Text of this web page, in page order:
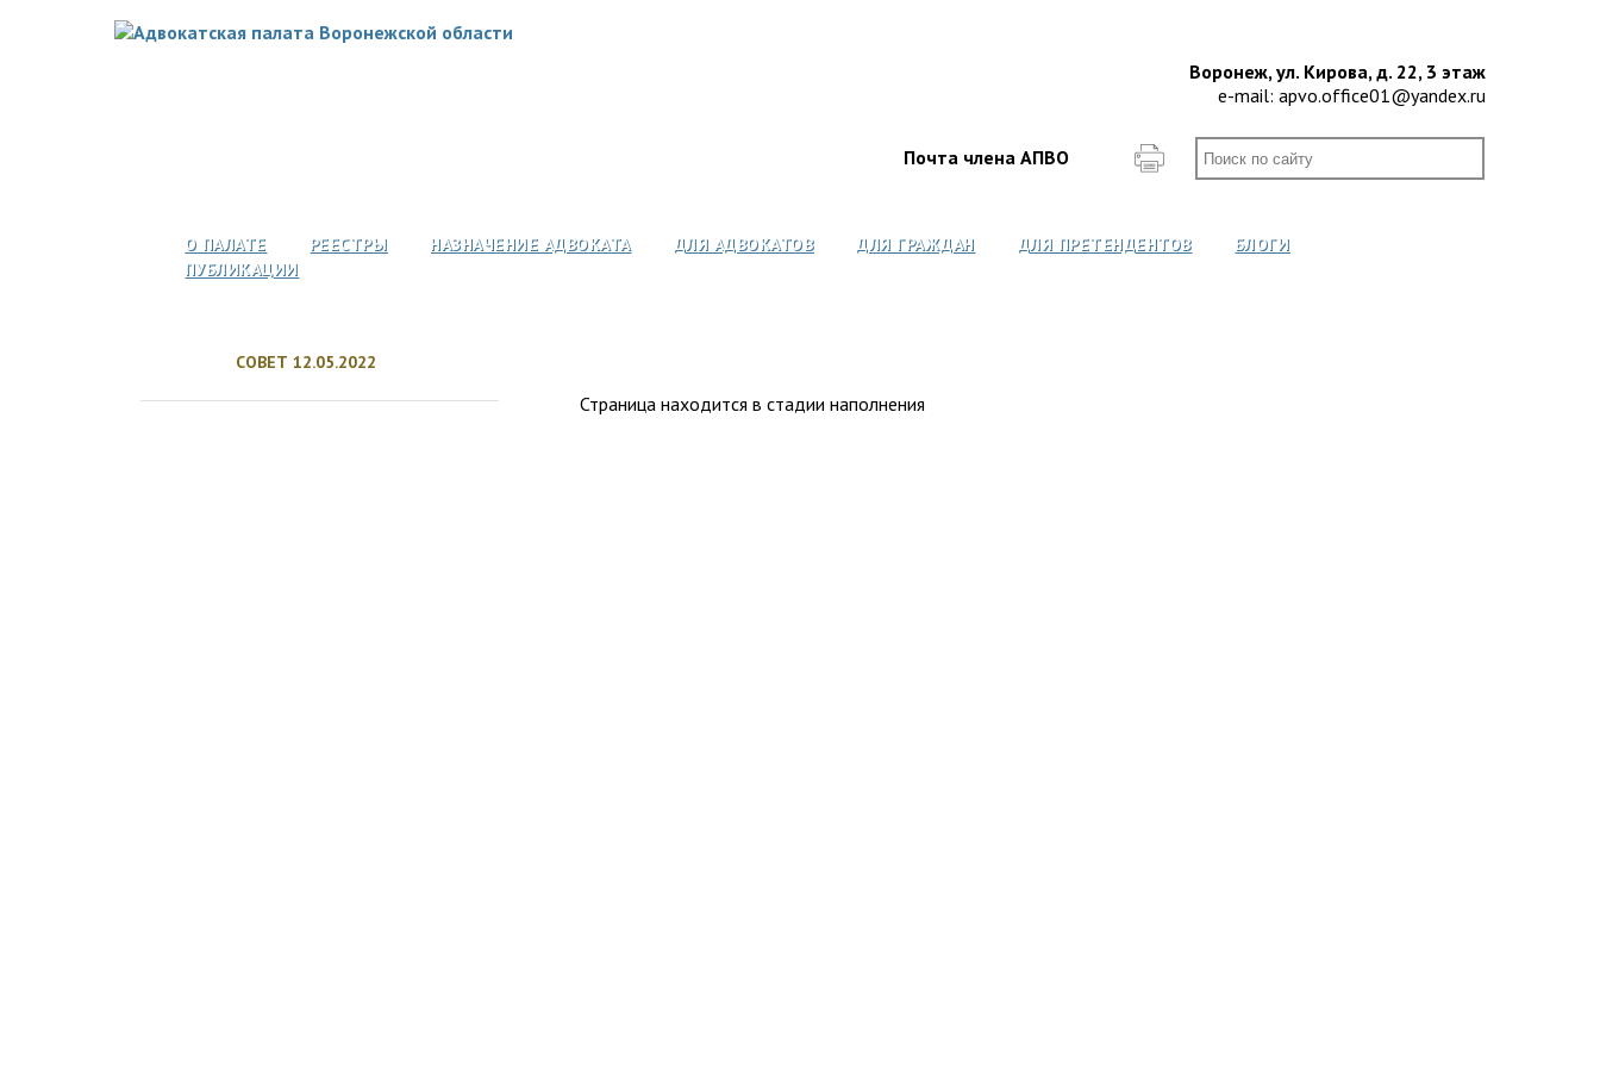
Воронеж, ул. Кирова, д. 22, 3 этаж
e-mail: apvo.office01@yandex.ru
Почта члена АПВО
О ПАЛАТЕ РЕЕСТРЫ НАЗНАЧЕНИЕ АДВОКАТА ДЛЯ АДВОКАТОВ ДЛЯ ГРАЖДАН ДЛЯ ПРЕТЕНДЕНТОВ
БЛОГИ
ПУБЛИКАЦИИ
СОВЕТ 12.05.2022
Страница находится в стадии наполнения